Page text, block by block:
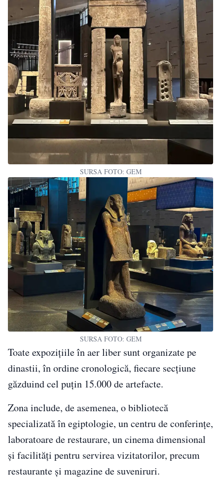
SURSA FOTO: GEM
SURSA FOTO: GEM
Toate expozițiile în aer liber sunt organizate pe
dinastii, în ordine cronologică, fiecare secțiune
găzduind cel puțin 15.000 de artefacte.
Zona include, de asemenea, o bibliotecă
specializată în egiptologie, un centru de conferințe,
laboratoare de restaurare, un cinema dimensional
și facilități pentru servirea vizitatorilor, precum
restaurante și magazine de suveniruri.